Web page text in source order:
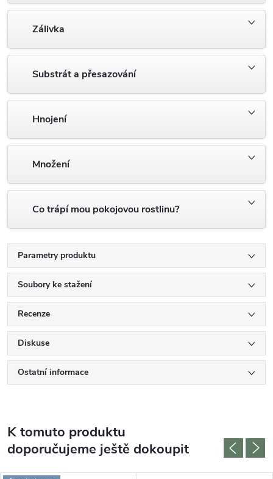
Zálivka
Substrát a přesazování
Hnojení
Množení
Co trápí mou pokojovou rostlinu?
Parametry produktu
Soubory ke stažení
Recenze
Diskuse
Ostatní informace
K tomuto produktu
doporučujeme ještě dokoupit